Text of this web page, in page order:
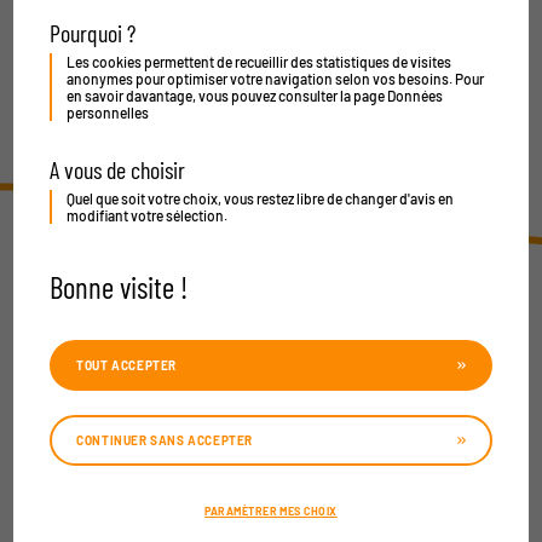
En savoir +
Recrutement
Espace marque
Contact Presse
Pourquoi ?
Les cookies permettent de recueillir des statistiques de visites
anonymes pour optimiser votre navigation selon vos besoins. Pour
en savoir davantage, vous pouvez consulter la page Données
personnelles
A vous de choisir
Quel que soit votre choix, vous restez libre de changer d'avis en
modifiant votre sélection.
Bonne visite !
CONTINUER SANS ACCEPTER
TOUT ACCEPTER
PARAMÈTRER MES CHOIX